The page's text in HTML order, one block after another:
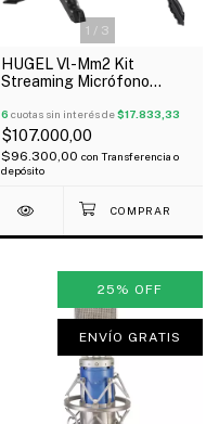
1 / 3
HUGEL Vl-Mm2 Kit
Streaming Micrófono
Led Oferta!
6 cuotas sin interés de$17.833,33
$107.000,00
$96.300,00 con Transferencia o
depósito
25 % OFF
ENVÍO GRATIS